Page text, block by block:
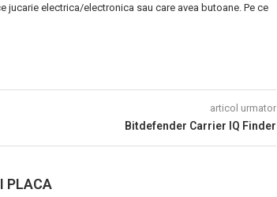
electrica/electronica sau care avea butoane. Pe ce
articol urmator
Bitdefender Carrier IQ Finder
PLACA